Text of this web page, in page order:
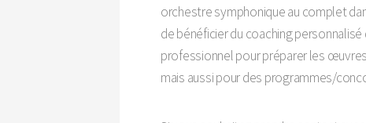
orchestre symphonique au complet
de bénéficier du coaching personnalisé
professionnel pour préparer les
mais aussi pour des programmes/